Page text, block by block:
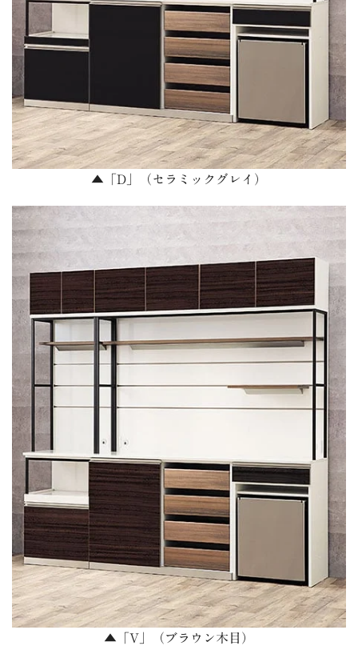
▲「D」（セラミックグレイ）
▲「V」（ブラウン木目）